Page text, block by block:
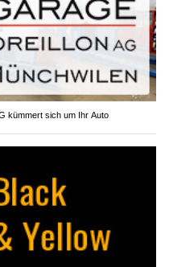
kümmert sich um Ihr Auto